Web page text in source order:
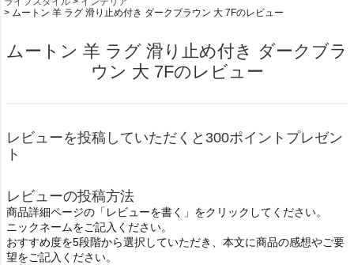
ムートン 羊 ラグ 滑り止め付き ダークブラウン 大 7Fのレビュー
ムートン 羊 ラグ 滑り止め付き ダークブラ
ウン 大 7Fのレビュー
レビューを投稿していただくと300ポイントプレゼン
ト
レビューの投稿方法
商品詳細ページの「レビューを書く」をクリックしてください。
ニックネームをご記入ください。
おすすめ度を5段階から選択していただき、本文に商品の感想やご要
望をご記入ください。